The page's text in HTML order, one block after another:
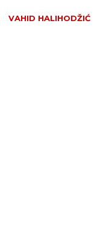
VAHID HALIHODŽIĆ